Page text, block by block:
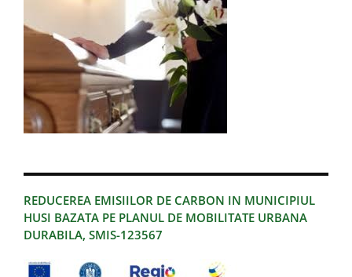
REDUCEREA EMISIILOR DE CARBON IN MUNICIPIUL
HUSI BAZATA PE PLANUL DE MOBILITATE URBANA
DURABILA, SMIS-123567